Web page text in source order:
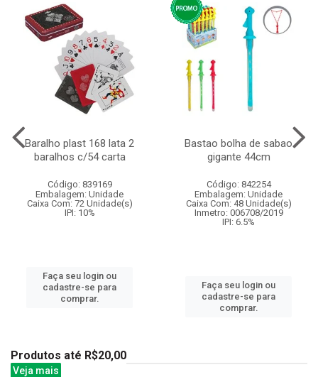
Baralho plast 168 lata 2
baralhos c/54 carta
Código: 839169
Embalagem: Unidade
Caixa Com: 72 Unidade(s)
IPI: 10%
Faça seu login ou
cadastre-se para
comprar.
Bastao bolha de sabao
gigante 44cm
Código: 842254
Embalagem: Unidade
Caixa Com: 48 Unidade(s)
Inmetro: 006708/2019
IPI: 6.5%
Faça seu login ou
cadastre-se para
comprar.
Produtos até R$20,00
Veja mais